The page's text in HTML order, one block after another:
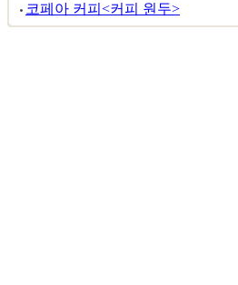
코페아 커피<커피 원두>